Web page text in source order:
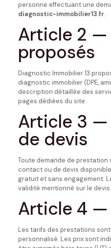
personne effectuant une
diagnostic-immobilier13.fr.
Article 2 —
proposés
Diagnostic Immobilier 13
diagnostic immobilier (DPE,
description détaillée des
pages dédiées du site.
Article 3 —
de devis
Toute demande de prestation
contact ou de devis
gratuit et sans engagement.
validité mentionné sur le
Article 4 —
Les tarifs des prestations
personnalisé. Les prix sont